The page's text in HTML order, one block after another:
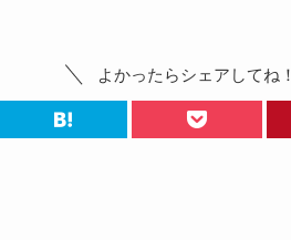
よかったらシェアしてね！